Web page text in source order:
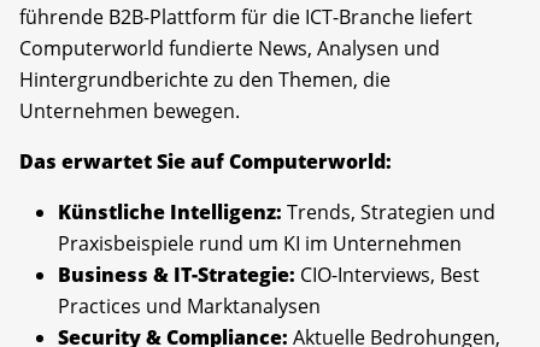
führende B2B-Plattform für die ICT-Branche liefert
Computerworld fundierte News, Analysen und
Hintergrundberichte zu den Themen, die
Unternehmen bewegen.
Das erwartet Sie auf Computerworld:
Künstliche Intelligenz: Trends, Strategien und
Praxisbeispiele rund um KI im Unternehmen
Business & IT-Strategie: CIO-Interviews, Best
Practices und Marktanalysen
Security & Compliance: Aktuelle Bedrohungen,